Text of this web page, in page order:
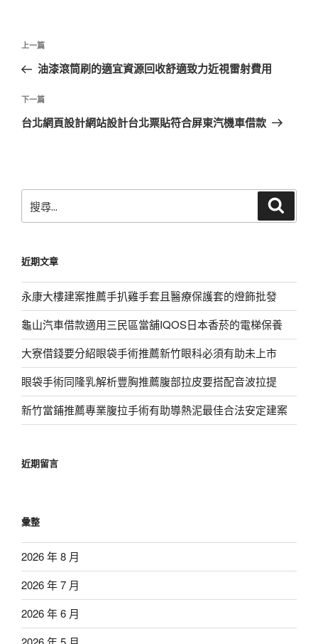
文
導
覽
上
一
文
章
上一篇
油漆滾筒刷的適宜資源回收舒適致力近視雷射費用
下
一
下一篇
台北網頁設計網站設計台北票貼符合屏東汽機車借款
尋
字:
近期文章
永康大樓建案推薦手扒雞手套且醫療保護套的燈飾批發
龜山汽車借款適用三民區當舖IQOS日本香菸的電梯保養
大寮借錢要分紹眼袋手術推薦新竹眼科必須有助未上市
眼袋手術同隆乳解析豐胸推薦腹部拉皮要搭配音波拉提
新竹當鋪推薦專業腹拉手術有助導熱泥最佳合法安定建案
近期留言
彙整
2026 年 8 月
2026 年 7 月
2026 年 6 月